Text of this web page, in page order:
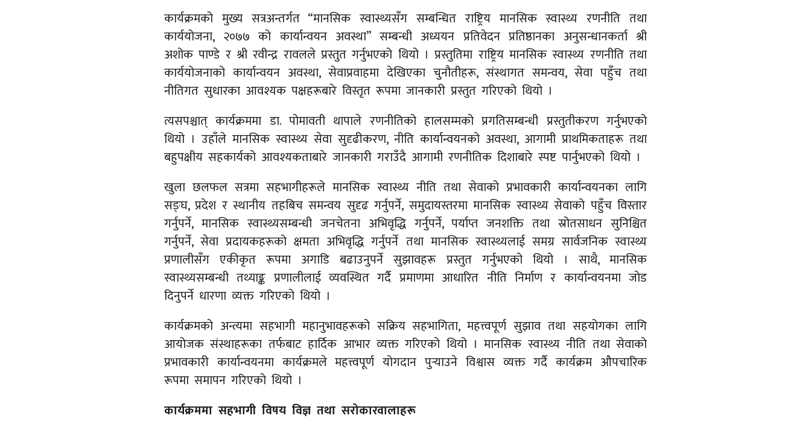
कार्यक्रमको मुख्य सत्रअन्तर्गत “मानसिक स्वास्थ्यसँग सम्बन्धित राष्ट्रिय मानसिक स्वास्थ्य रणनीति तथा
कार्ययोजना, २०७७ को कार्यान्वयन अवस्था” सम्बन्धी अध्ययन प्रतिवेदन प्रतिष्ठानका अनुसन्धानकर्ता श्री
अशोक पाण्डे र श्री रवीन्द्र रावलले प्रस्तुत गर्नुभएको थियो । प्रस्तुतिमा राष्ट्रिय मानसिक स्वास्थ्य रणनीति तथा
कार्ययोजनाको कार्यान्वयन अवस्था, सेवाप्रवाहमा देखिएका चुनौतीहरू, संस्थागत समन्वय, सेवा पहुँच तथा
नीतिगत सुधारका आवश्यक पक्षहरूबारे विस्तृत रूपमा जानकारी प्रस्तुत गरिएको थियो ।
त्यसपश्चात् कार्यक्रममा डा. पोमावती थापाले रणनीतिको हालसम्मको प्रगतिसम्बन्धी प्रस्तुतीकरण गर्नुभएको
थियो । उहाँले मानसिक स्वास्थ्य सेवा सुदृढीकरण, नीति कार्यान्वयनको अवस्था, आगामी प्राथमिकताहरू तथा
बहुपक्षीय सहकार्यको आवश्यकताबारे जानकारी गराउँदै आगामी रणनीतिक दिशाबारे स्पष्ट पार्नुभएको थियो ।
खुला छलफल सत्रमा सहभागीहरूले मानसिक स्वास्थ्य नीति तथा सेवाको प्रभावकारी कार्यान्वयनका लागि
सङ्घ, प्रदेश र स्थानीय तहबिच समन्वय सुदृढ गर्नुपर्ने, समुदायस्तरमा मानसिक स्वास्थ्य सेवाको पहुँच विस्तार
गर्नुपर्ने, मानसिक स्वास्थ्यसम्बन्धी जनचेतना अभिवृद्धि गर्नुपर्ने, पर्याप्त जनशक्ति तथा स्रोतसाधन सुनिश्चित
गर्नुपर्ने, सेवा प्रदायकहरूको क्षमता अभिवृद्धि गर्नुपर्ने तथा मानसिक स्वास्थ्यलाई समग्र सार्वजनिक स्वास्थ्य
प्रणालीसँग एकीकृत रूपमा अगाडि बढाउनुपर्ने सुझावहरू प्रस्तुत गर्नुभएको थियो । साथै, मानसिक
स्वास्थ्यसम्बन्धी तथ्याङ्क प्रणालीलाई व्यवस्थित गर्दै प्रमाणमा आधारित नीति निर्माण र कार्यान्वयनमा जोड
दिनुपर्ने धारणा व्यक्त गरिएको थियो ।
कार्यक्रमको अन्त्यमा सहभागी महानुभावहरूको सक्रिय सहभागिता, महत्त्वपूर्ण सुझाव तथा सहयोगका लागि
आयोजक संस्थाहरूका तर्फबाट हार्दिक आभार व्यक्त गरिएको थियो । मानसिक स्वास्थ्य नीति तथा सेवाको
प्रभावकारी कार्यान्वयनमा कार्यक्रमले महत्त्वपूर्ण योगदान पुर्‍याउने विश्वास व्यक्त गर्दै कार्यक्रम औपचारिक
रूपमा समापन गरिएको थियो ।
कार्यक्रममा सहभागी विषय विज्ञ तथा सरोकारवालाहरू